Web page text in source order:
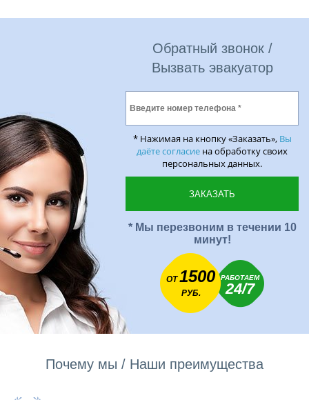
Обратный звонок /
Вызвать эвакуатор
* Нажимая на кнопку «Заказать», Вы
даёте согласие на обработку своих
персональных данных.
* Мы перезвоним в течении 10
минут!
ОТ1500
РУБ.
РАБОТАЕМ
24/7
Почему мы / Наши преимущества